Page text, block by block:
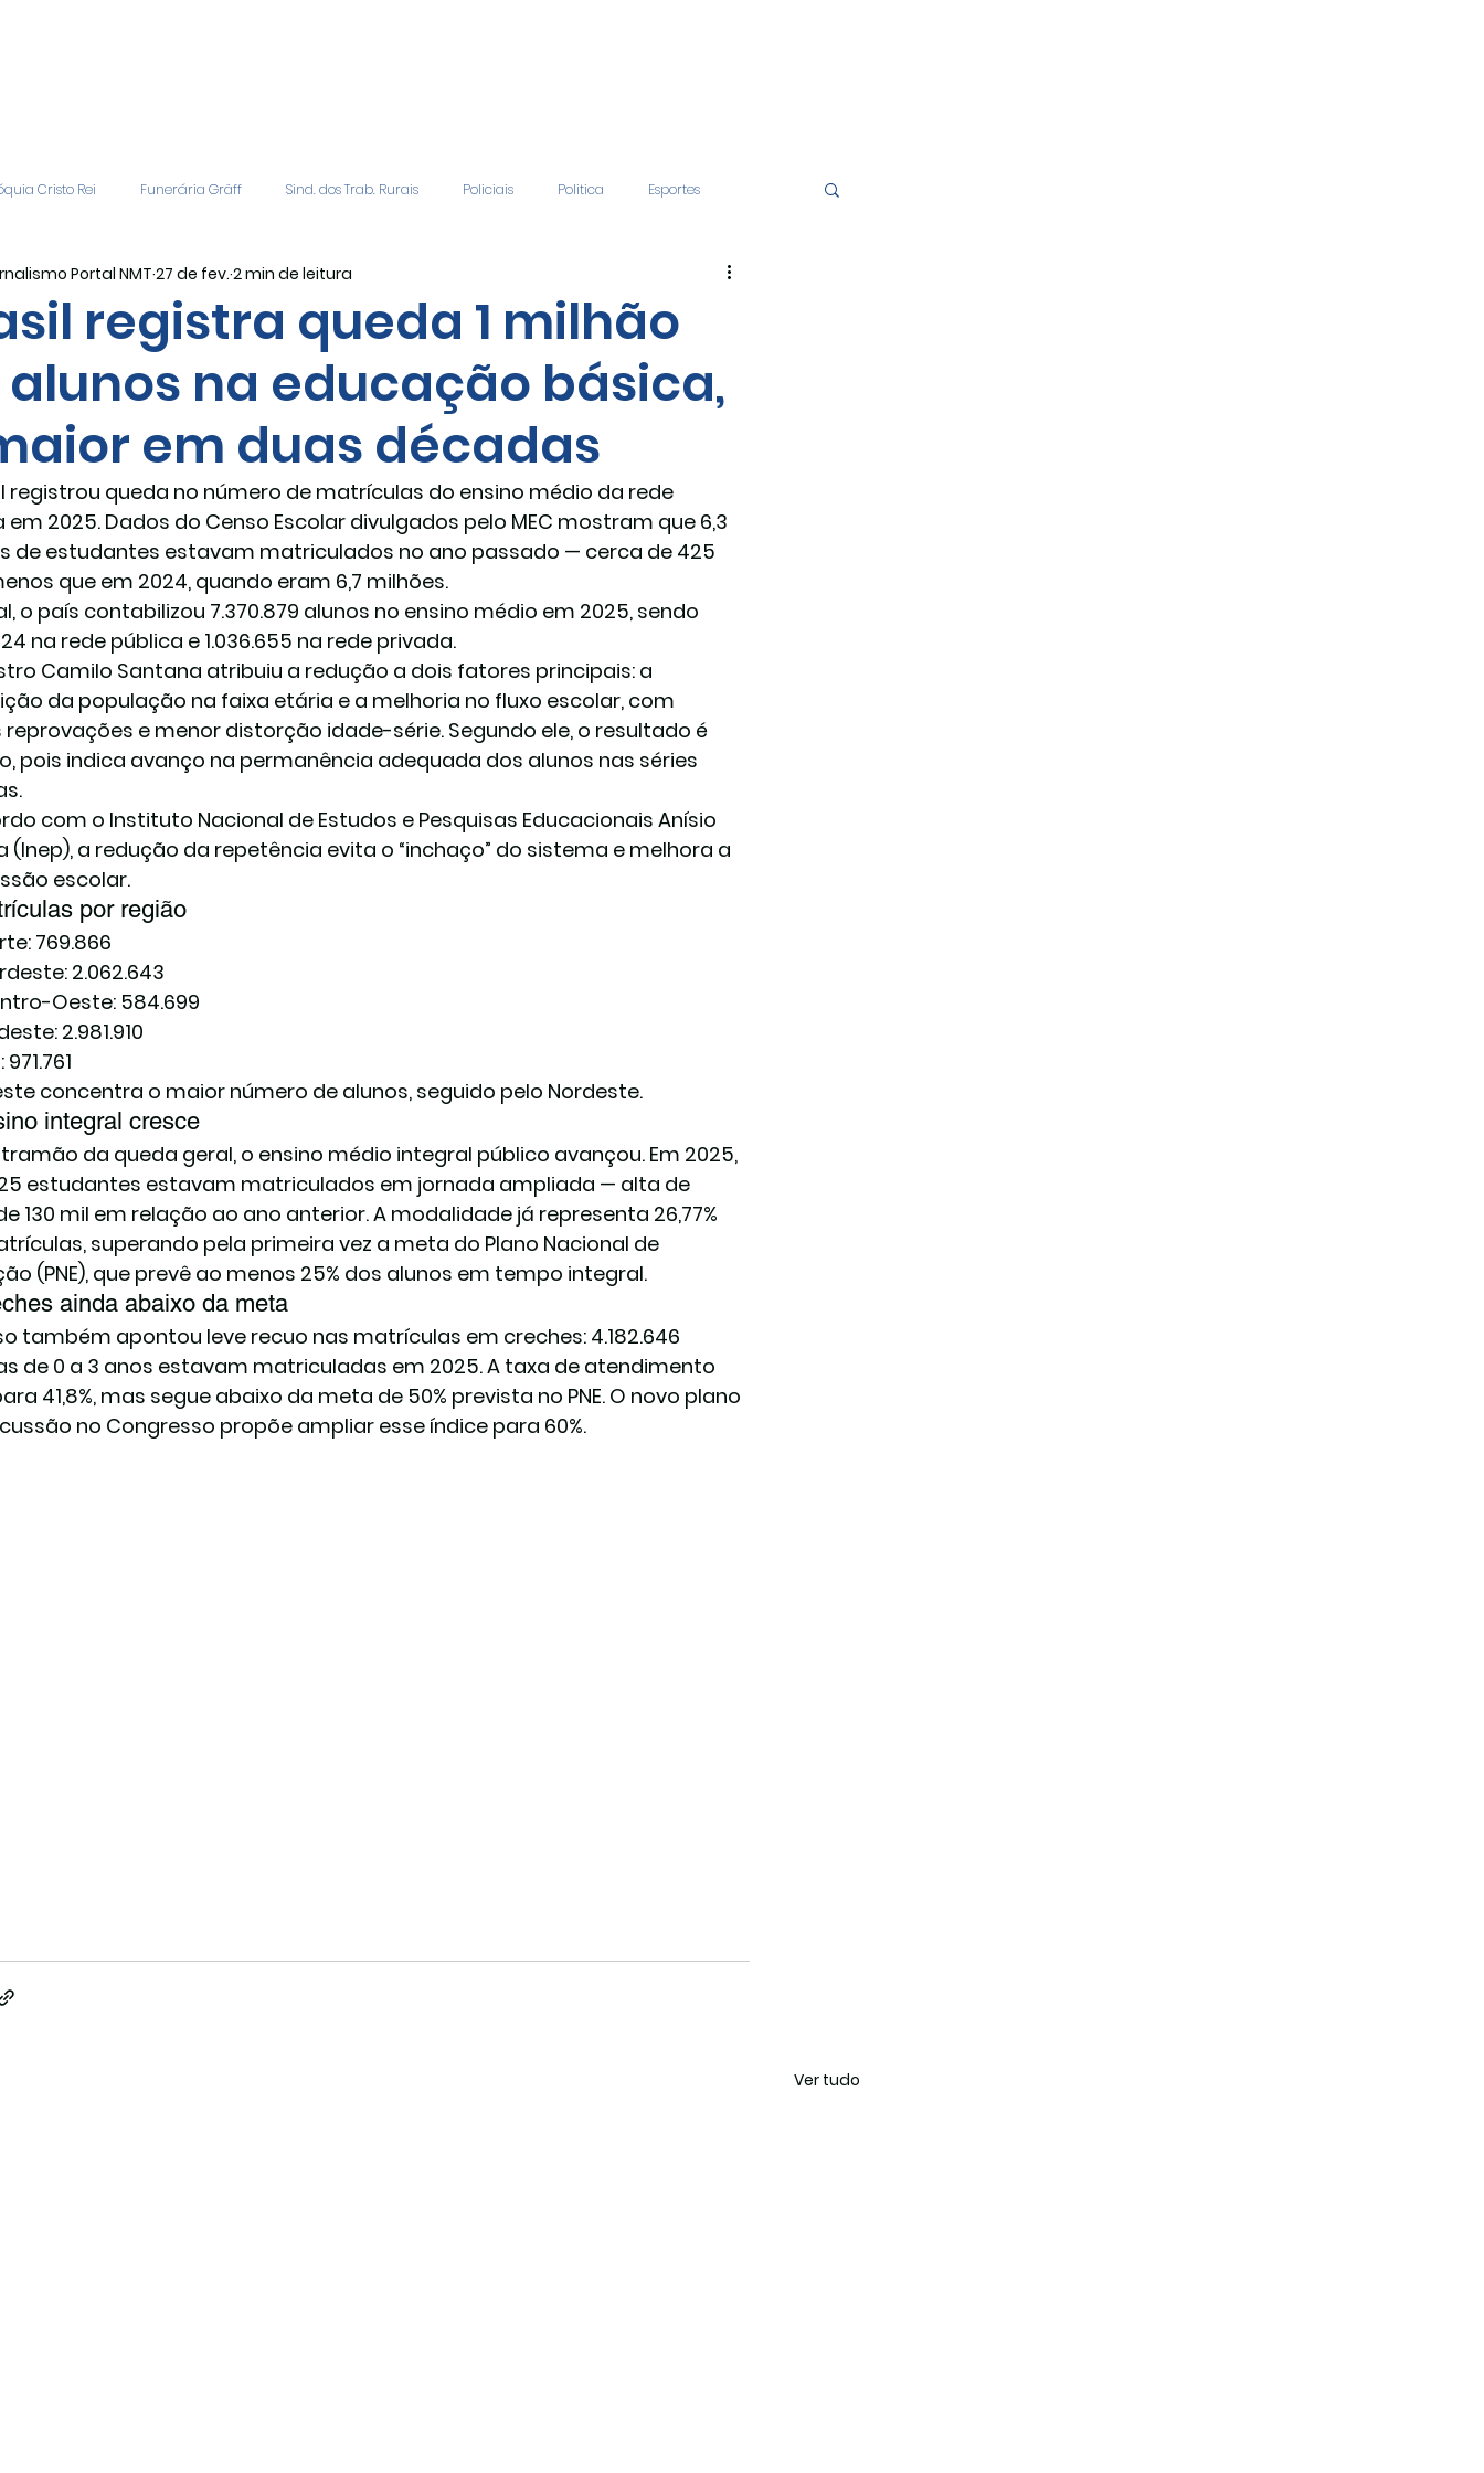
Cristo Rei Funerária Gräff Sind. dos Trab. Rurais Policiais Politica Esportes
Geral Patrocinadores Vagas de Emprego
Editais Adriane Veiga - Finanças Economia
registra queda 1 milhão
na educação básica,
em duas décadas
Portal NMT 27 de fev. 2 min de leitura
registrou queda no número de matrículas do ensino médio da rede
em 2025. Dados do Censo Escolar divulgados pelo MEC mostram que 6,3
de estudantes estavam matriculados no ano passado — cerca de 425
que em 2024, quando eram 6,7 milhões.
o país contabilizou 7.370.879 alunos no ensino médio em 2025, sendo
na rede pública e 1.036.655 na rede privada.
Camilo Santana atribuiu a redução a dois fatores principais: a
da população na faixa etária e a melhoria no fluxo escolar, com
e menor distorção idade-série. Segundo ele, o resultado é
pois indica avanço na permanência adequada dos alunos nas séries
com o Instituto Nacional de Estudos e Pesquisas Educacionais Anísio
(Inep), a redução da repetência evita o “inchaço” do sistema e melhora a
escolar.
por região
769.866
2.062.643
Oeste: 584.699
2.981.910
971.761
concentra o maior número de alunos, seguido pelo Nordeste.
integral cresce
da queda geral, o ensino médio integral público avançou. Em 2025,
estudantes estavam matriculados em jornada ampliada — alta de
130 mil em relação ao ano anterior. A modalidade já representa 26,77%
superando pela primeira vez a meta do Plano Nacional de
(PNE), que prevê ao menos 25% dos alunos em tempo integral.
ainda abaixo da meta
também apontou leve recuo nas matrículas em creches: 4.182.646
de 0 a 3 anos estavam matriculadas em 2025. A taxa de atendimento
41,8%, mas segue abaixo da meta de 50% prevista no PNE. O novo plano
no Congresso propõe ampliar esse índice para 60%.
Ver tudo